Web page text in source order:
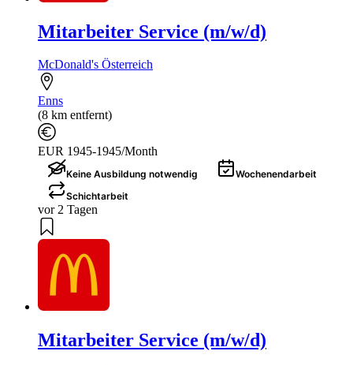
Mitarbeiter Service (m/w/d)
McDonald's Österreich
Enns
(8 km entfernt)
EUR 1945-1945/Month
Keine Ausbildung notwendig
Wochenendarbeit
Schichtarbeit
vor 2 Tagen
Mitarbeiter Service (m/w/d)